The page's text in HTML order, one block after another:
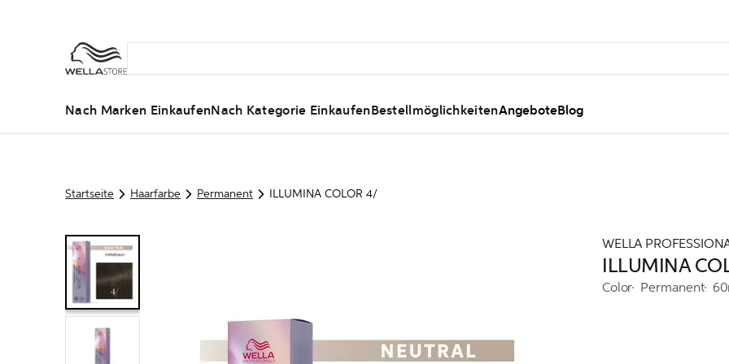
Nach Marken EinkaufenNach Kategorie EinkaufenBestellmöglichkeitenAngeboteBlog
Startseite Haarfarbe Permanent ILLUMINA COLOR 4/
WELLA
ILLUMINA
Color Permanent